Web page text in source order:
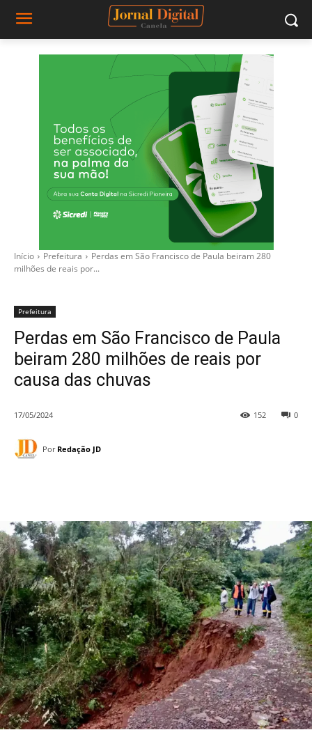
Início Prefeitura
Perdas em São Francisco de Paula beiram 280
milhões de reais por...
Prefeitura
Perdas em São Francisco de Paula
beiram 280 milhões de reais por
causa das chuvas
17/05/2024 0
152
Por Redação JD